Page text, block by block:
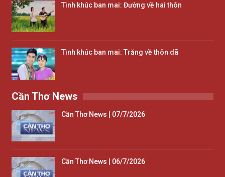
Tình khúc ban mai: Đường về hai thôn
Tình khúc ban mai: Trăng về thôn dã
Cần Thơ News
Cần Thơ News | 07/7/2026
Cần Thơ News | 06/7/2026